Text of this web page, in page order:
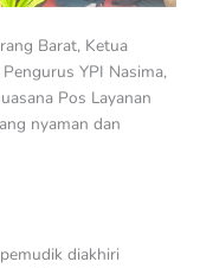
Barat, Ketua
YPI Nasima,
Pos Layanan
nyaman dan
diakhiri